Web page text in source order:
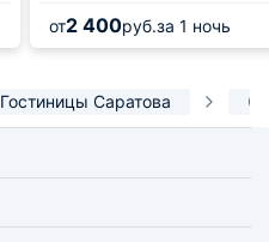
от2 400руб.за 1 ночь
Гостиницы Саратова